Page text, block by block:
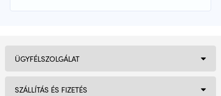
ÜGYFÉLSZOLGÁLAT
SZÁLLÍTÁS ÉS FIZETÉS